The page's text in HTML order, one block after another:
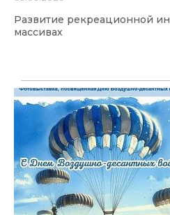
Развитие рекреационной
массивах